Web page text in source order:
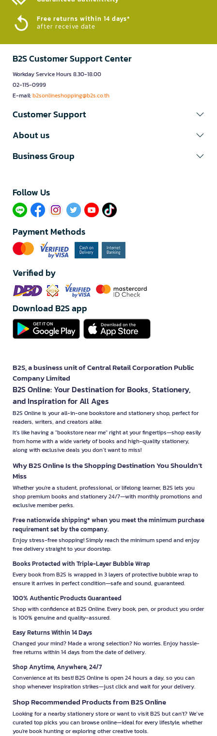
Free returns within 14 days*
after receive date
B2S Customer Support Center
Workday Service Hours 8.30-18.00
02-115-0999
E-mail:b2sonlineshopping@b2s.co.th
Customer Support
About us
Business Group
Follow Us​
Payment Methods
Verified by
Download B2S app
B2S, a business unit of Central Retail Corporation Public
Company Limited
B2S Online: Your Destination for Books, Stationery,
and Inspiration for All Ages
B2S Online is your all-in-one bookstore and stationery shop, perfect for
readers, writers, and creators alike.
It’s like having a "bookstore near me" right at your fingertips—shop easily
from home with a wide variety of books and high-quality stationery,
along with exclusive deals you don’t want to miss!
Why B2S Online Is the Shopping Destination You Shouldn’t
Miss
Whether you're a student, professional, or lifelong learner, B2S lets you
shop premium books and stationery 24/7—with monthly promotions and
exclusive member perks.
Free nationwide shipping* when you meet the minimum purchase
requirement set by the company.
Enjoy stress-free shopping! Simply reach the minimum spend and enjoy
free delivery straight to your doorstep.
Books Protected with Triple-Layer Bubble Wrap
Every book from B2S is wrapped in 3 layers of protective bubble wrap to
ensure it arrives in perfect condition—safe and sound, guaranteed.
100% Authentic Products Guaranteed
Shop with confidence at B2S Online. Every book, pen, or product you order
is 100% genuine and quality-assured.
Easy Returns Within 14 Days
Changed your mind? Made a wrong selection? No worries. Enjoy hassle-
free returns within 14 days from the date of delivery.
Shop Anytime, Anywhere, 24/7
Convenience at its best! B2S Online is open 24 hours a day, so you can
shop whenever inspiration strikes—just click and wait for your delivery.
Shop Recommended Products from B2S Online
Looking for a nearby stationery store or want to visit B2S but can't? We’ve
curated top picks you can browse online—ideal for every lifestyle, whether
you're book hunting or exploring other creative tools.